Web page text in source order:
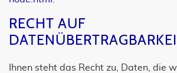
RECHT AUF
Ihnen steht das Recht zu, Daten, die